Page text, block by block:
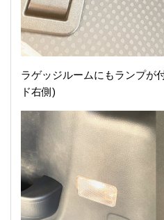
ラゲッジルームにもランプが
ド右側)